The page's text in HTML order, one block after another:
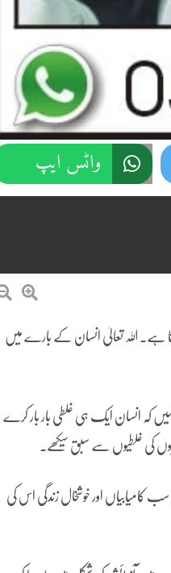
واٹس ایپ
ہے۔ اللہ تعالیٰ انسان کے بارے میں
کہ انسان ایک ہی غلطی بار بار کرے
کی غلطیوں سے سبق سیکھے۔
سب کامیابیاں اور خوشخال زندگی اس کی